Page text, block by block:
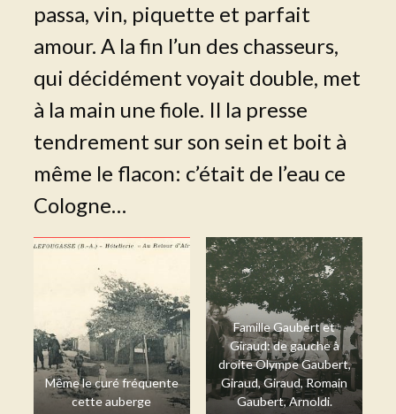
passa, vin, piquette et parfait
amour. A la fin l’un des chasseurs,
qui décidément voyait double, met
à la main une fiole. Il la presse
tendrement sur son sein et boit à
même le flacon: c’était de l’eau ce
Cologne…
Même le curé fréquente
cette auberge
Famille Gaubert et
Giraud: de gauche à
droite Olympe Gaubert,
Giraud, Giraud, Romain
Gaubert, Arnoldi.